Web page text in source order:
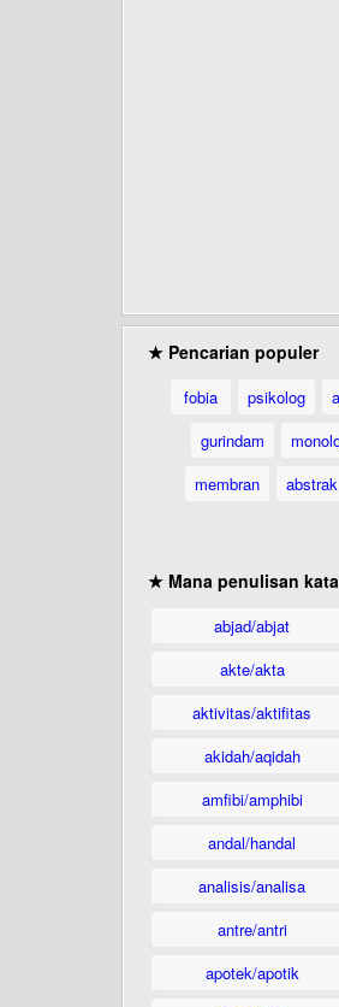
★ Pencarian populer
fobia psikolog
gurindam
membran
abstrak
★ Mana penulisan
abjad/abjat
akte/akta
aktivitas/aktifitas
akidah/aqidah
amfibi/amphibi
andal/handal
analisis/analisa
antre/antri
apotek/apotik